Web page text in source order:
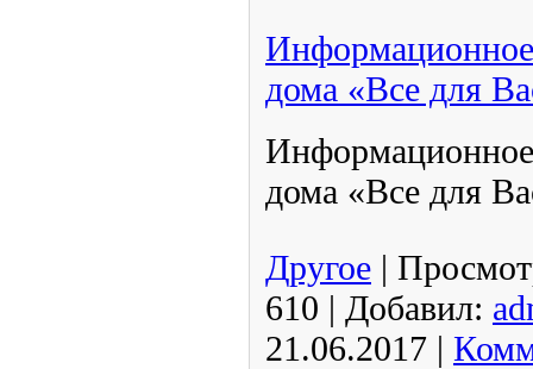
Информационное
дома «Все для
Информационное
дома «Все для
Другое |
610 | Добавил:
21.06.2017 |